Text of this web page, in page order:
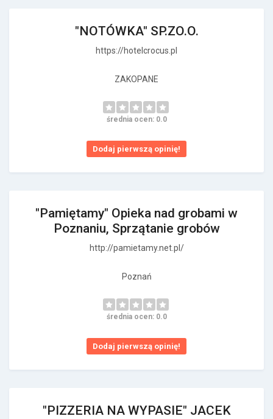
"NOTÓWKA" SP.ZO.O.
https://hotelcrocus.pl
ZAKOPANE
średnia ocen: 0.0
Dodaj pierwszą opinię!
"Pamiętamy" Opieka nad grobami w
Poznaniu, Sprzątanie grobów
http://pamietamy.net.pl/
Poznań
średnia ocen: 0.0
Dodaj pierwszą opinię!
"PIZZERIA NA WYPASIE" JACEK